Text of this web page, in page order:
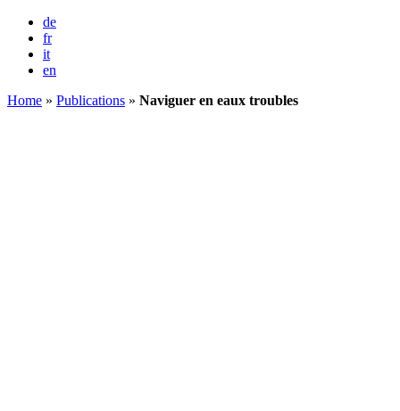
de
fr
it
en
Home » Publications » Naviguer en eaux troubles